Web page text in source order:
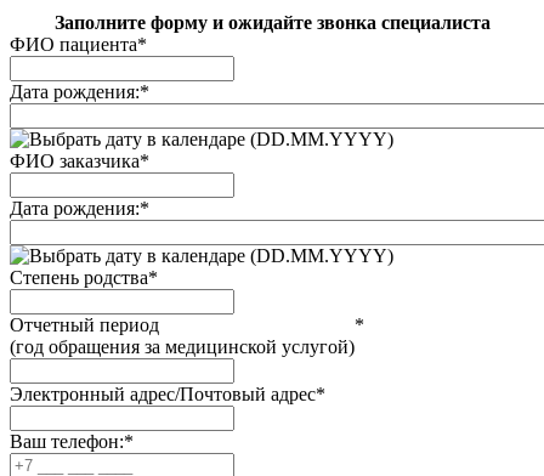
Заполните форму и ожидайте звонка специалиста
ФИО пациента*
Дата рождения:*
(DD.MM.YYYY)
ФИО заказчика*
Дата рождения:*
(DD.MM.YYYY)
Степень родства*
Отчетный период
(год обращения за медицинской услугой)
*
Электронный адрес/Почтовый адрес*
Ваш телефон:*